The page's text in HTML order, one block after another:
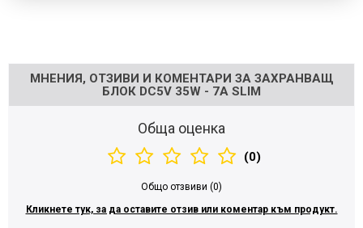
МНЕНИЯ, ОТЗИВИ И КОМЕНТАРИ ЗА ЗАХРАНВАЩ
БЛОК DC5V 35W - 7A SLIM
Обща оценка
(0)
Общо отзвиви (0)
Кликнете тук, за да оставите отзив или коментар към продукт.